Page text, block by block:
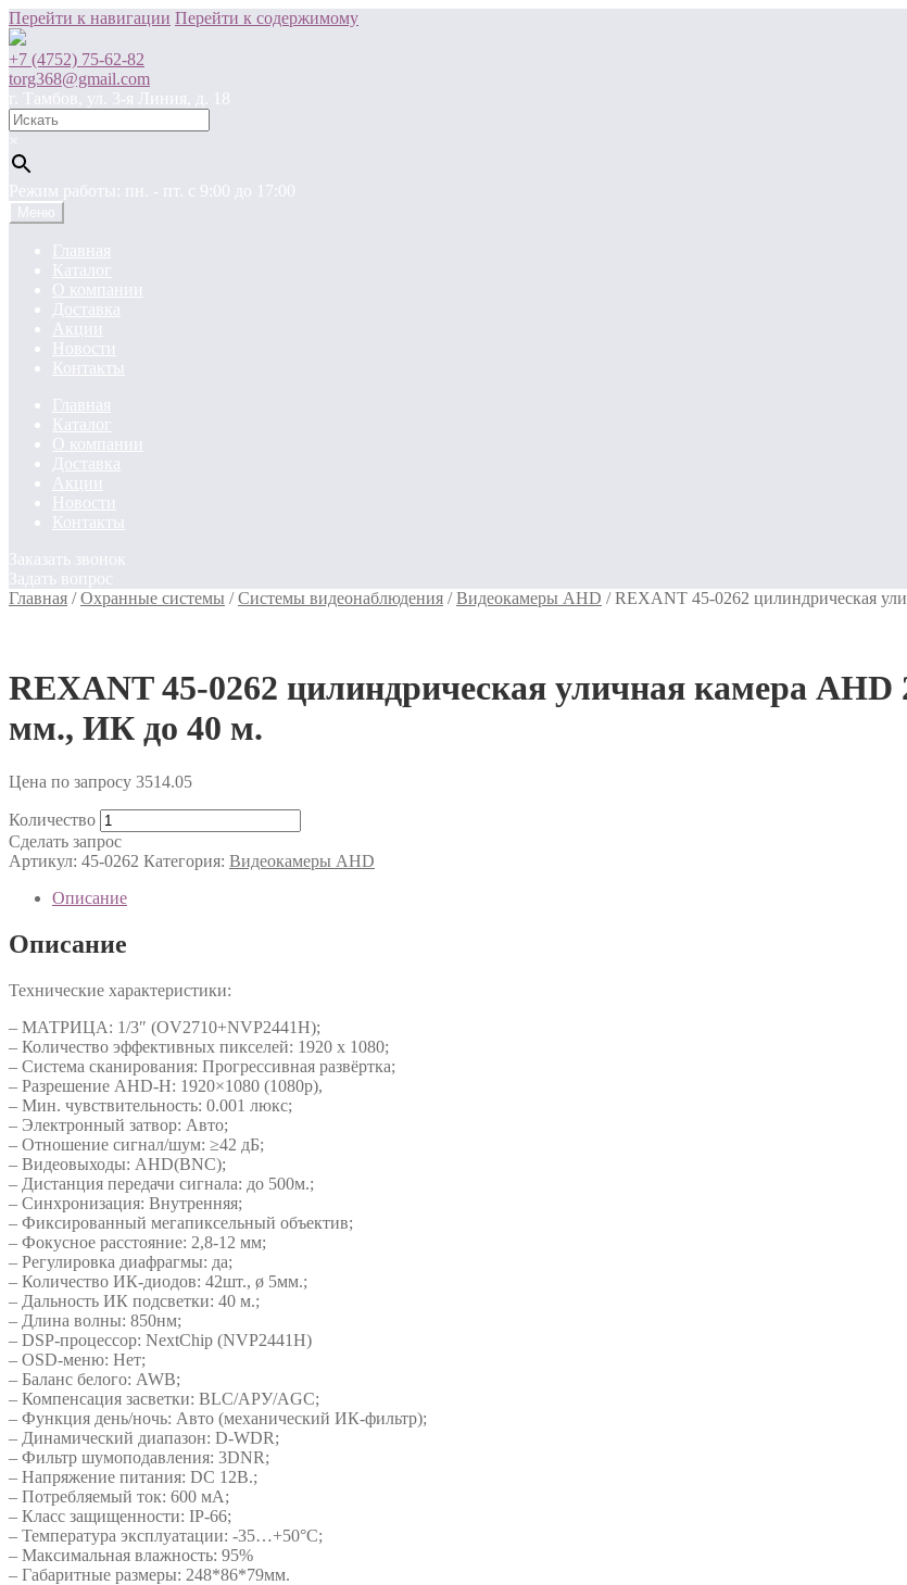
Перейти к навигации Перейти к содержимому
+7 (4752) 75-62-82
torg368@gmail.com
г. Тамбов, ул. 3-я Линия, д. 18
×
Режим работы: пн. - пт. c 9:00 до 17:00
Меню
Главная
Каталог
О компании
Доставка
Акции
Новости
Контакты
Главная
Каталог
О компании
Доставка
Акции
Новости
Контакты
Заказать звонок
Задать вопрос
Главная /Охранные системы /Системы видеонаблюдения /Видеокамеры AHD /REXANT 45-0262 цилиндрическая
REXANT 45-0262 цилиндрическая уличная камера AHD
мм., ИК до 40 м.
Цена по запросу 3514.05
Количество
Сделать запрос
Артикул: 45-0262 Категория: Видеокамеры AHD
Описание
Описание
Технические характеристики:
– МАТРИЦА: 1/3″ (OV2710+NVP2441H);
– Количество эффективных пикселей: 1920 х 1080;
– Система сканирования: Прогрессивная развёртка;
– Разрешение AHD-H: 1920×1080 (1080p),
– Мин. чувствительность: 0.001 люкс;
– Электронный затвор: Авто;
– Отношение сигнал/шум: ≥42 дБ;
– Видеовыходы: AHD(BNC);
– Дистанция передачи сигнала: до 500м.;
– Синхронизация: Внутренняя;
– Фиксированный мегапиксельный объектив;
– Фокусное расстояние: 2,8-12 мм;
– Регулировка диафрагмы: да;
– Количество ИК-диодов: 42шт., ø 5мм.;
– Дальность ИК подсветки: 40 м.;
– Длина волны: 850нм;
– DSP-процессор: NextChip (NVP2441H)
– OSD-меню: Нет;
– Баланс белого: AWB;
– Компенсация засветки: BLC/АРУ/AGC;
– Функция день/ночь: Авто (механический ИК-фильтр);
– Динамический диапазон: D-WDR;
– Фильтр шумоподавления: 3DNR;
– Напряжение питания: DC 12В.;
– Потребляемый ток: 600 мА;
– Класс защищенности: IP-66;
– Температура эксплуатации: -35…+50°С;
– Максимальная влажность: 95%
– Габаритные размеры: 248*86*79мм.